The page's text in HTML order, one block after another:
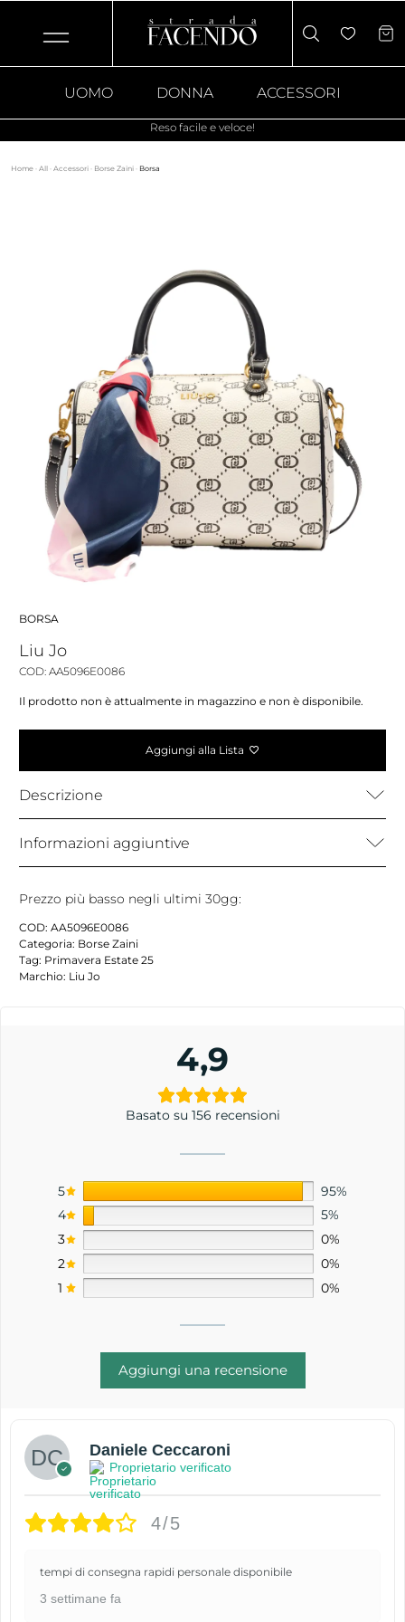
UOMO DONNA ACCESSORI
Reso facile e veloce!
Home · All · Accessori · Borse Zaini · Borsa
BORSA
Liu Jo
COD: AA5096E0086
Il prodotto non è attualmente in magazzino e non è disponibile.
Aggiungi alla Lista
Descrizione
Informazioni aggiuntive
Prezzo più basso negli ultimi 30gg:
COD: AA5096E0086
Categoria: Borse Zaini
Tag: Primavera Estate 25
Marchio: Liu Jo
4,9
Basato su 156 recensioni
5
95%
4
5%
3
0%
2
0%
1
0%
Aggiungi una recensione
Daniele Ceccaroni
Proprietario verificato
4/5
tempi di consegna rapidi personale disponibile
3 settimane fa